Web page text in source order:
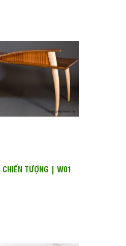
CHIẾN TƯỢNG | W01